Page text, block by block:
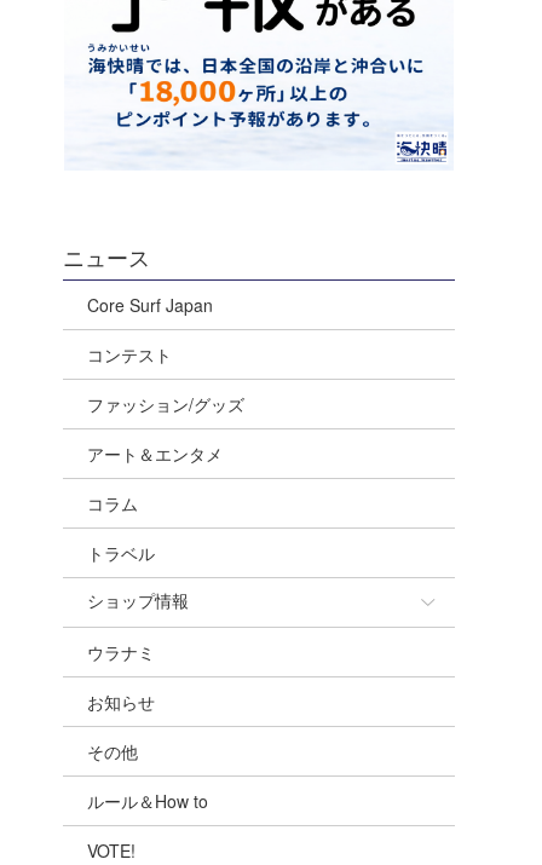
ニュース
Core Surf Japan
コンテスト
ファッション/グッズ
アート＆エンタメ
コラム
トラベル
ショップ情報
ショップ情報
湘南
千葉北
伊豆
千葉南
ウラナミ
お知らせ
その他
ルール＆How to
VOTE!